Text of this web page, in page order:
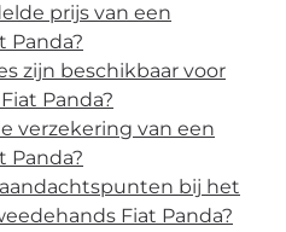
prijs van een
Panda?
zijn beschikbaar voor
Panda?
verzekering van een
Panda?
bij het
Fiat Panda?